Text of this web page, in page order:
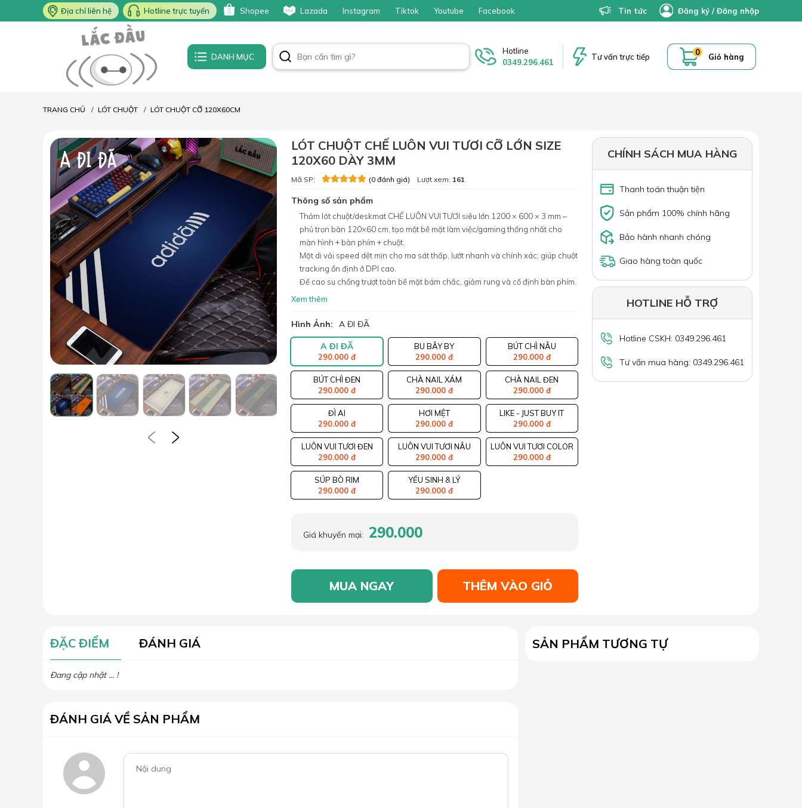
Địa chỉ liên hệ Hotline trực tuyến Shopee Lazada Instagram Tiktok Youtube Facebook Tin tức Đăng ký /Đăng nhập
DANH MỤC
Hotline
0349.296.461
Tư vấn trực tiếp 0 Giỏ hàng
TRANG CHỦ LÓT CHUỘT LÓT CHUỘT CỠ 120X60CM
LÓT CHUỘT CHẾ LUÔN VUI TƯƠI CỠ LỚN SIZE
120X60 DÀY 3MM
Mã SP: (0 đánh giá) Lượt xem: 161
Thông số sản phẩm
Thảm lót chuột/deskmat CHẾ LUÔN VUI TƯƠI siêu lớn 1200 × 600 × 3 mm –
phủ trọn bàn 120×60 cm, tạo một bề mặt làm việc/gaming thống nhất cho
màn hình + bàn phím + chuột.
Mặt di vải speed dệt mịn cho ma sát thấp, lướt nhanh và chính xác; giúp chuột
tracking ổn định ở DPI cao.
Đế cao su chống trượt toàn bề mặt bám chắc, giảm rung và cố định bàn phím.
Xem thêm
Hình Ảnh: A ĐI ĐÃ
A ĐI ĐÃ
290.000 đ
BU BÂY BY
290.000 đ
BÚT CHÌ NÂU
290.000 đ
BÚT CHÌ ĐEN
290.000 đ
CHÀ NAIL XÁM
290.000 đ
CHÀ NAIL ĐEN
290.000 đ
ĐÌ AI
290.000 đ
HƠI MỆT
290.000 đ
LIKE - JUST BUY IT
290.000 đ
LUÔN VUI TƯƠI ĐEN
290.000 đ
LUÔN VUI TƯƠI NÂU
290.000 đ
LUÔN VUI TƯƠI COLOR
290.000 đ
SÚP BÒ RIM
290.000 đ
YẾU SINH & LÝ
290.000 đ
Giá khuyến mại: 290.000
MUA NGAY THÊM VÀO GIỎ
CHÍNH SÁCH MUA HÀNG
Thanh toán thuận tiện
Sản phẩm 100% chính hãng
Bảo hành nhanh chóng
Giao hàng toàn quốc
HOTLINE HỖ TRỢ
Hotline CSKH: 0349.296.461
Tư vấn mua hàng: 0349.296.461
ĐẶC ĐIỂM ĐÁNH GIÁ
Đang cập nhật ... !
ĐÁNH GIÁ VỀ SẢN PHẨM
SẢN PHẨM TƯƠNG TỰ